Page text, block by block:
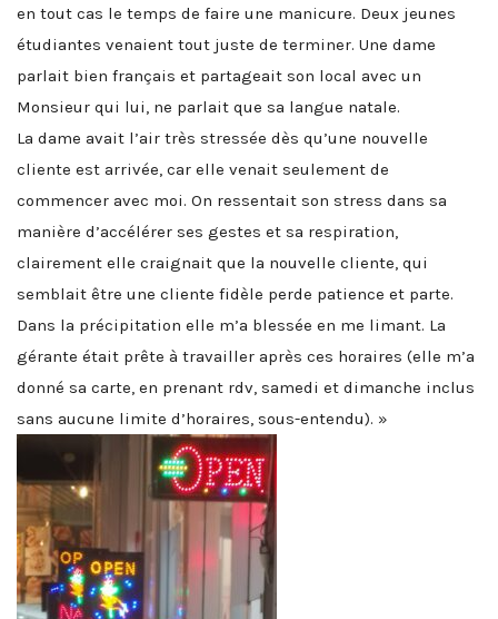
en tout cas le temps de faire une manicure. Deux jeunes
étudiantes venaient tout juste de terminer. Une dame
parlait bien français et partageait son local avec un
Monsieur qui lui, ne parlait que sa langue natale.
La dame avait l’air très stressée dès qu’une nouvelle
cliente est arrivée, car elle venait seulement de
commencer avec moi. On ressentait son stress dans sa
manière d’accélérer ses gestes et sa respiration,
clairement elle craignait que la nouvelle cliente, qui
semblait être une cliente fidèle perde patience et parte.
Dans la précipitation elle m’a blessée en me limant. La
gérante était prête à travailler après ces horaires (elle m’a
donné sa carte, en prenant rdv, samedi et dimanche inclus
sans aucune limite d’horaires, sous-entendu). »